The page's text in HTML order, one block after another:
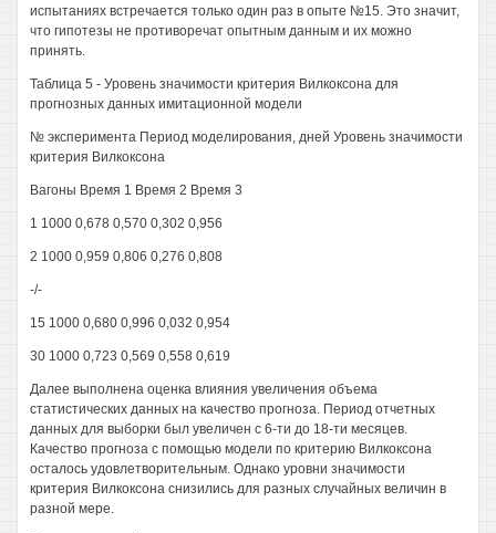
испытаниях встречается только один раз в опыте №15. Это значит,
что гипотезы не противоречат опытным данным и их можно
принять.
Таблица 5 - Уровень значимости критерия Вилкоксона для
прогнозных данных имитационной модели
№ эксперимента Период моделирования, дней Уровень значимости
критерия Вилкоксона
Вагоны Время 1 Время 2 Время 3
1 1000 0,678 0,570 0,302 0,956
2 1000 0,959 0,806 0,276 0,808
-/-
15 1000 0,680 0,996 0,032 0,954
30 1000 0,723 0,569 0,558 0,619
Далее выполнена оценка влияния увеличения объема
статистических данных на качество прогноза. Период отчетных
данных для выборки был увеличен с 6-ти до 18-ти месяцев.
Качество прогноза с помощью модели по критерию Вилкоксона
осталось удовлетворительным. Однако уровни значимости
критерия Вилкоксона снизились для разных случайных величин в
разной мере.